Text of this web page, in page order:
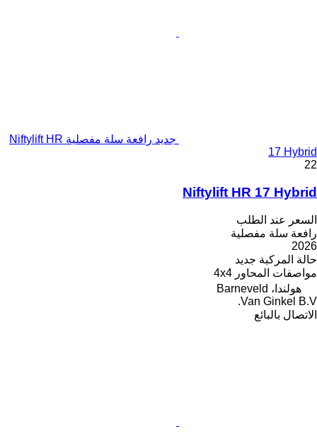
جديد رافعة سلة مفصلية Niftylift HR
17 Hybrid
22
Niftylift HR 17 Hybrid
السعر عند الطلب
رافعة سلة مفصلية
2026
حالة المركبة جديد
مواصفات المحاور 4x4
هولندا، Barneveld
Van Ginkel B.V.
الاتصال بالبائع